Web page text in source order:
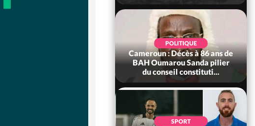
POLITIQUE
Cameroun : Décès à 86 ans de
BAH Oumarou Sanda pilier
du conseil constituti...
SPORT